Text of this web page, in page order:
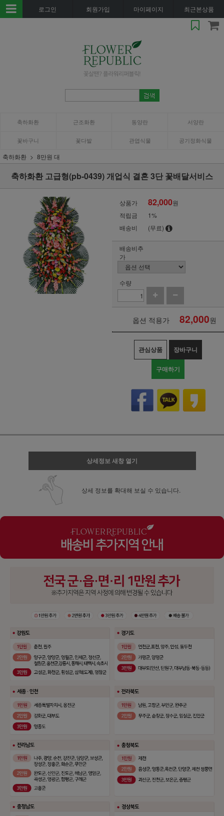
로그인 회원가입 마이페이지 최근본상품
축하화환 근조화환 동양란 서양란
꽃바구니 꽃다발 관엽식물 공기정화식물
축하화환 8만원 대
축하화환 고급형(pb-0439) 개업식 결혼 3단 꽃배달서비스
상품가 82,000원
적립금
1%
배송비
(무료)
배송비추
가
수량
옵션 적용가 82,000원
관심상품 장바구니
구매하기
상세정보 새창 열기
상세 정보를 확대해 보실 수 있습니다.